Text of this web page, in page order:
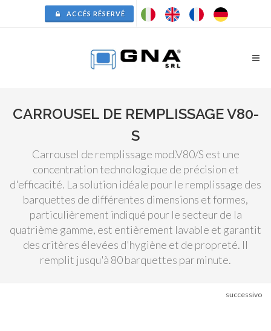
ACCÉS RÉSERVÉ
CARROUSEL DE REMPLISSAGE V80-
S
Carrousel de remplissage mod.V80/S est une
concentration technologique de précision et
d'efficacité. La solution idéale pour le remplissage des
barquettes de différentes dimensions et formes,
particulièrement indiqué pour le secteur de la
quatrième gamme, est entièrement lavable et garantit
des critères élevées d'hygiène et de propreté. Il
remplit jusqu'à 80 barquettes par minute.
successivo